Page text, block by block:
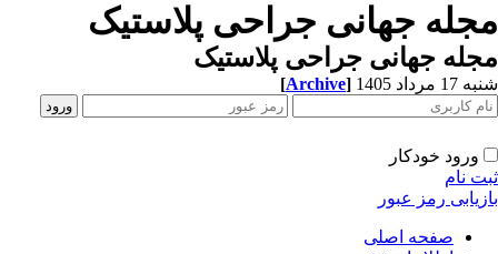
جهانی جراحی پلاستیک
جهانی جراحی پلاستیک
مرداد 1405 [Archive]
ورود خودکار
نام
رمز عبور
صفحه اصلی